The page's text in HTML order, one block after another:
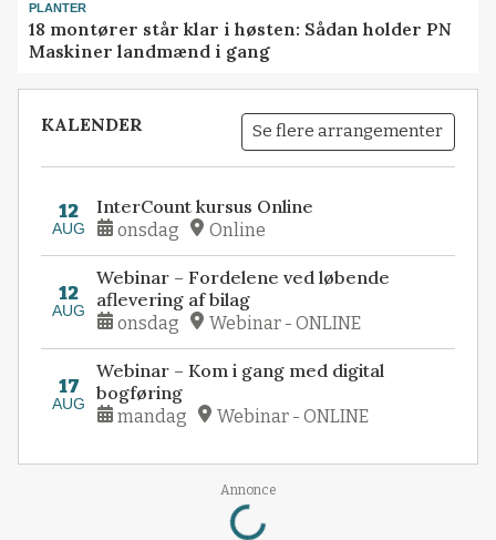
PLANTER
18 montører står klar i høsten: Sådan holder PN
Maskiner landmænd i gang
KALENDER Se flere arrangementer
12
AUG
InterCount kursus Online
onsdag Online
12
AUG
Webinar – Fordelene ved løbende
aflevering af bilag
onsdag Webinar - ONLINE
17
AUG
Webinar – Kom i gang med digital
bogføring
mandag Webinar - ONLINE
Annonce
Loading...